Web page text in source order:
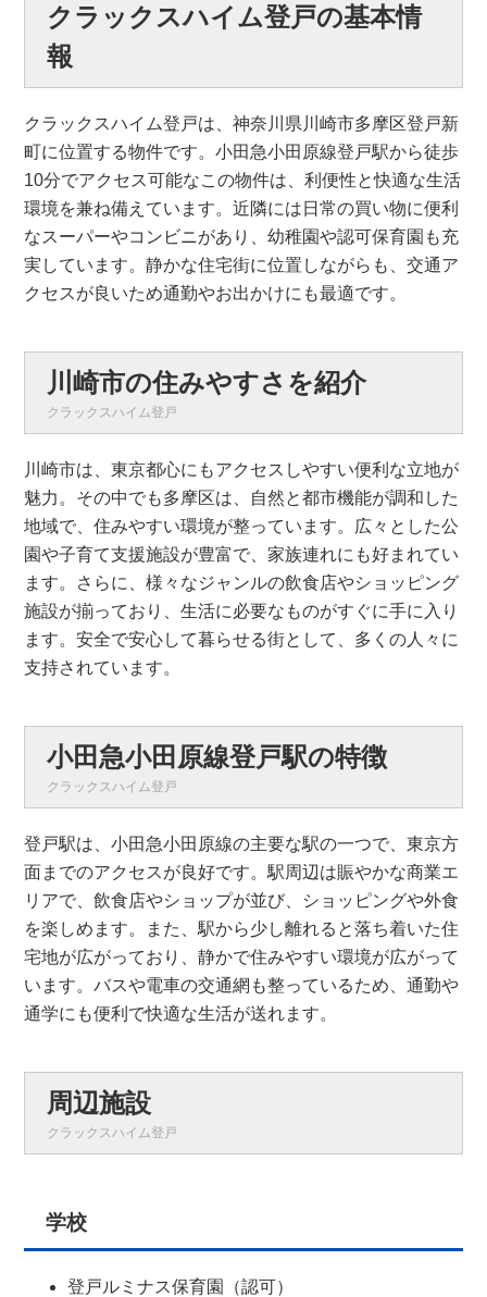
クラックスハイム登戸の基本情
報
クラックスハイム登戸は、神奈川県川崎市多摩区登戸新
町に位置する物件です。小田急小田原線登戸駅から徒歩
10分でアクセス可能なこの物件は、利便性と快適な生活
環境を兼ね備えています。近隣には日常の買い物に便利
なスーパーやコンビニがあり、幼稚園や認可保育園も充
実しています。静かな住宅街に位置しながらも、交通ア
クセスが良いため通勤やお出かけにも最適です。
川崎市の住みやすさを紹介
クラックスハイム登戸
川崎市は、東京都心にもアクセスしやすい便利な立地が
魅力。その中でも多摩区は、自然と都市機能が調和した
地域で、住みやすい環境が整っています。広々とした公
園や子育て支援施設が豊富で、家族連れにも好まれてい
ます。さらに、様々なジャンルの飲食店やショッピング
施設が揃っており、生活に必要なものがすぐに手に入り
ます。安全で安心して暮らせる街として、多くの人々に
支持されています。
小田急小田原線登戸駅の特徴
クラックスハイム登戸
登戸駅は、小田急小田原線の主要な駅の一つで、東京方
面までのアクセスが良好です。駅周辺は賑やかな商業エ
リアで、飲食店やショップが並び、ショッピングや外食
を楽しめます。また、駅から少し離れると落ち着いた住
宅地が広がっており、静かで住みやすい環境が広がって
います。バスや電車の交通網も整っているため、通勤や
通学にも便利で快適な生活が送れます。
周辺施設
クラックスハイム登戸
学校
登戸ルミナス保育園（認可）